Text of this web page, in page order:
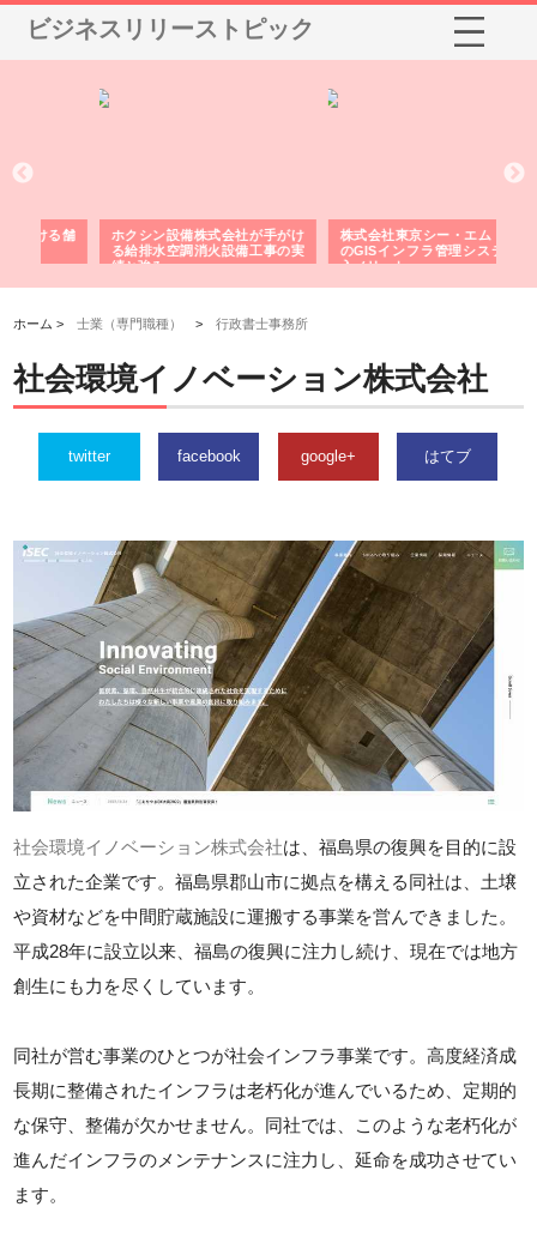
ビジネスリリーストピック
ホクシン設備株式会社が手がけ
る給排水空調消火設備工事の実
績と強み
株式会社東京シー・エム・シー
のGISインフラ管理システム導
入メリット
ホーム >士業（専門職種） >行政書士事務所
社会環境イノベーション株式会社
twitter facebook google+ はてブ
社会環境イノベーション株式会社は、福島県の復興を目的に設
立された企業です。福島県郡山市に拠点を構える同社は、土壌
や資材などを中間貯蔵施設に運搬する事業を営んできました。
平成28年に設立以来、福島の復興に注力し続け、現在では地方
創生にも力を尽くしています。
同社が営む事業のひとつが社会インフラ事業です。高度経済成
長期に整備されたインフラは老朽化が進んでいるため、定期的
な保守、整備が欠かせません。同社では、このような老朽化が
進んだインフラのメンテナンスに注力し、延命を成功させてい
ます。